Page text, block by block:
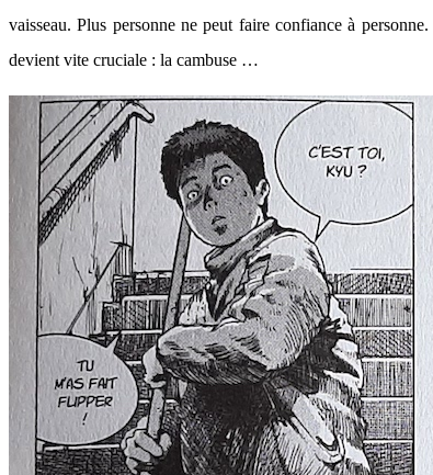
vaisseau. Plus personne ne peut faire confiance à
devient vite cruciale : la cambuse …